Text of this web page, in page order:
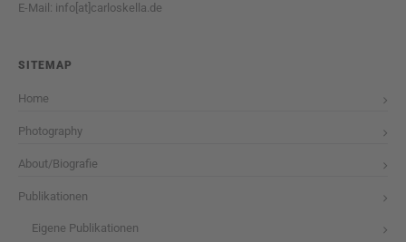
E-Mail: info[at]carloskella.de
SITEMAP
Home
Photography
About/Biografie
Publikationen
Eigene Publikationen